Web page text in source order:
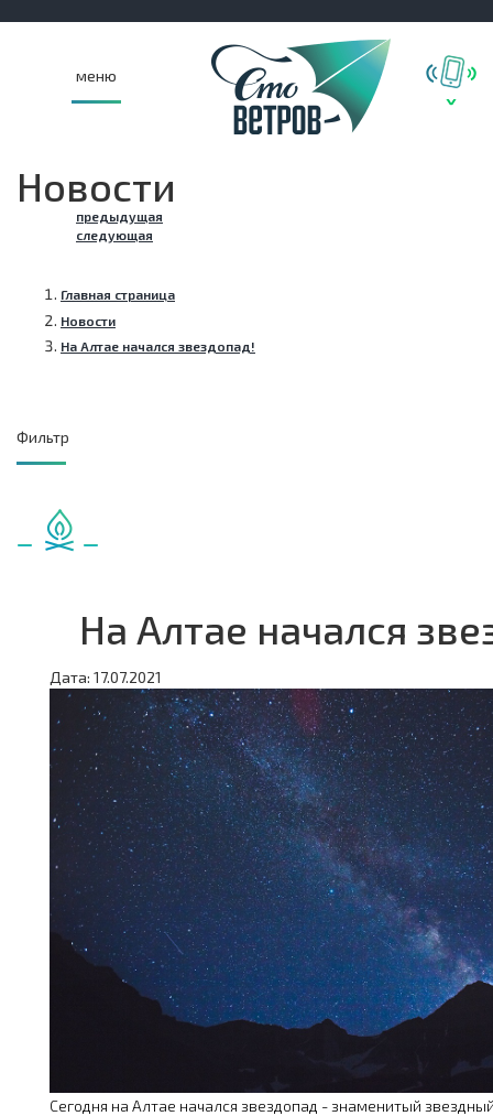
меню
Новости
предыдущая
следующая
Главная страница
Новости
На Алтае начался звездопад!
Фильтр
На Алтае начался
Дата: 17.07.2021
Сегодня на Алтае начался звездопад - знаменитый